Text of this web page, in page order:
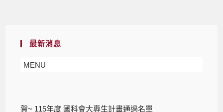
最新消息
MENU
賀~ 115年度 國科會大專生計畫通過名單